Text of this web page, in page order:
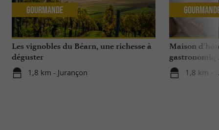
Les vignobles du Béarn, une richesse à
déguster
1,8 km - Jurançon
Gourmande
Maison
Domaine de
1,8 km -